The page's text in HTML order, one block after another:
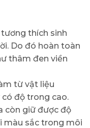
thích sinh
Do đó hoàn toàn
thâm đen viền
từ vật liệu
có độ trong cao.
còn giữ được độ
màu sắc trong môi